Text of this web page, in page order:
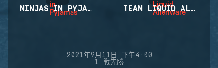
NINJAS IN PYJAMAS TEAM LIQUID ALIENWARE
2021年9月11日 下午4:00
1 戰先勝